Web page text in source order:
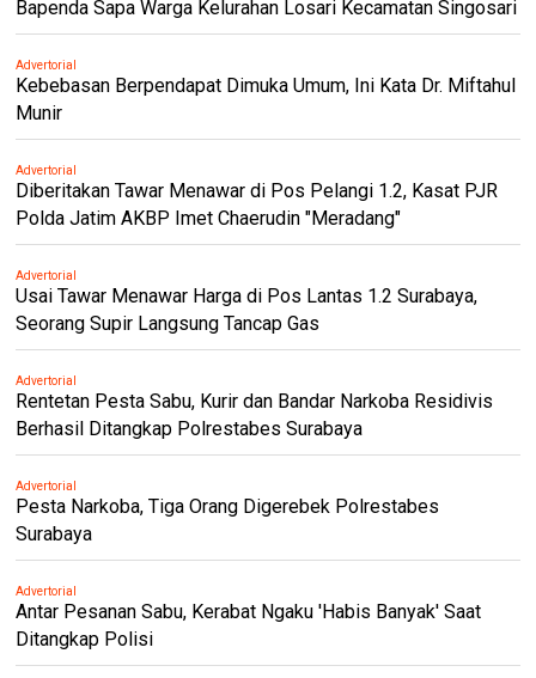
Bapenda Sapa Warga Kelurahan Losari Kecamatan Singosari
Advertorial
Kebebasan Berpendapat Dimuka Umum, Ini Kata Dr. Miftahul
Munir
Advertorial
Diberitakan Tawar Menawar di Pos Pelangi 1.2, Kasat PJR
Polda Jatim AKBP Imet Chaerudin "Meradang"
Advertorial
Usai Tawar Menawar Harga di Pos Lantas 1.2 Surabaya,
Seorang Supir Langsung Tancap Gas
Advertorial
Rentetan Pesta Sabu, Kurir dan Bandar Narkoba Residivis
Berhasil Ditangkap Polrestabes Surabaya
Advertorial
Pesta Narkoba, Tiga Orang Digerebek Polrestabes
Surabaya
Advertorial
Antar Pesanan Sabu, Kerabat Ngaku 'Habis Banyak' Saat
Ditangkap Polisi